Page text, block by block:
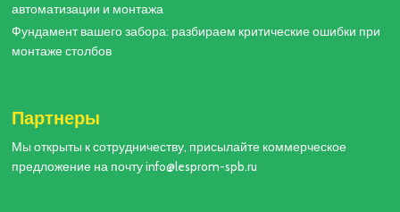
автоматизации и монтажа
Фундамент вашего забора: разбираем критические ошибки при
монтаже столбов
Партнеры
Мы открыты к сотрудничеству, присылайте коммерческое
предложение на почту info@lesprom-spb.ru